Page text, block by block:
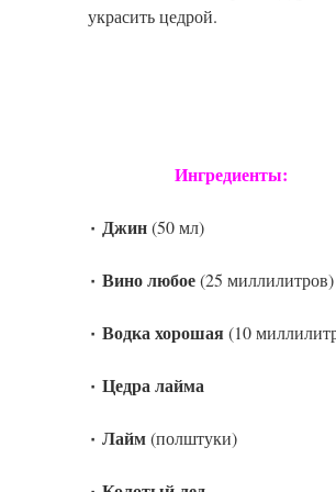
украсить цедрой.
Ингредиенты:
٠ Джин(50 мл)
٠ Вино любое(25 миллилитров)
٠ Водка хорошая(10
٠ Цедра лайма
٠ Лайм(полштуки)